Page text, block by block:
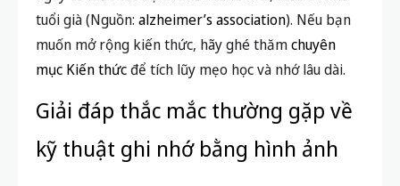
Giải đáp thắc mắc thường gặp về
kỹ thuật ghi nhớ bằng hình ảnh
Kỹ thuật ghi nhớ bằng hình ảnh phù
hợp cho độ tuổi nào?